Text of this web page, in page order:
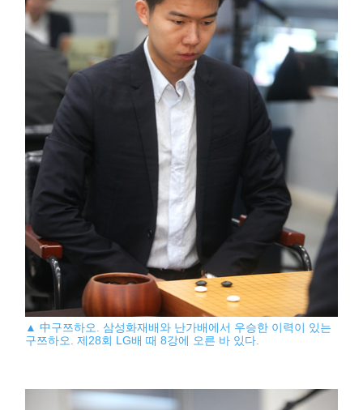
▲ 中구쯔하오. 삼성화재배와 난가배에서 우승한 이력이 있는
구쯔하오. 제28회 LG배 때 8강에 오른 바 있다.